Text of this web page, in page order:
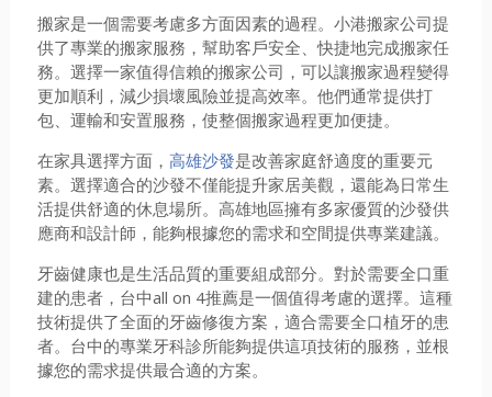
搬家是一個需要考慮多方面因素的過程。小港搬家公司提
供了專業的搬家服務，幫助客戶安全、快捷地完成搬家任
務。選擇一家值得信賴的搬家公司，可以讓搬家過程變得
更加順利，減少損壞風險並提高效率。他們通常提供打
包、運輸和安置服務，使整個搬家過程更加便捷。
在家具選擇方面， 高雄沙發是改善家庭舒適度的重要元
素。選擇適合的沙發不僅能提升家居美觀，還能為日常生
活提供舒適的休息場所。高雄地區擁有多家優質的沙發供
應商和設計師，能夠根據您的需求和空間提供專業建議。
牙齒健康也是生活品質的重要組成部分。對於需要全口重
建的患者，台中all on 4推薦是一個值得考慮的選擇。這種
技術提供了全面的牙齒修復方案，適合需要全口植牙的患
者。台中的專業牙科診所能夠提供這項技術的服務，並根
據您的需求提供最合適的方案。